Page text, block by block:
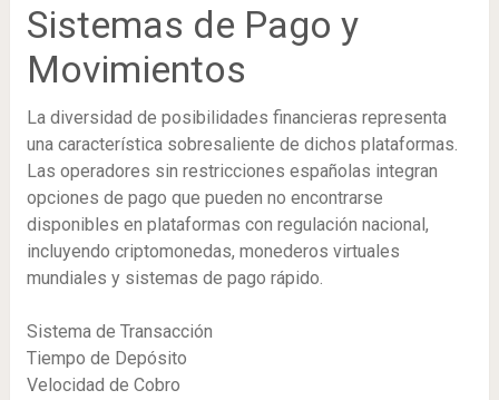
Sistemas de Pago y
Movimientos
La diversidad de posibilidades financieras representa
una característica sobresaliente de dichos plataformas.
Las operadores sin restricciones españolas integran
opciones de pago que pueden no encontrarse
disponibles en plataformas con regulación nacional,
incluyendo criptomonedas, monederos virtuales
mundiales y sistemas de pago rápido.
Sistema de Transacción
Tiempo de Depósito
Velocidad de Cobro